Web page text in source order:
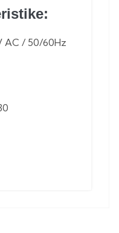
AC / 50/60Hz